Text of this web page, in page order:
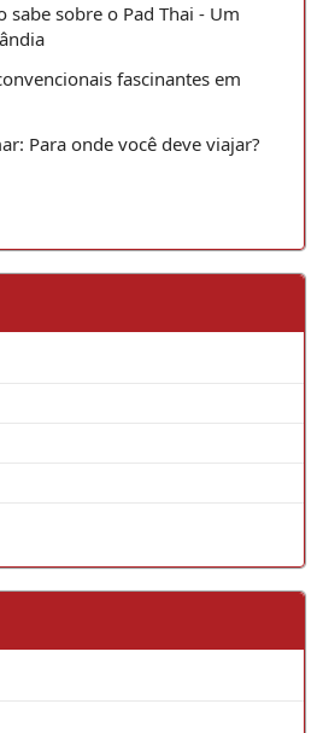
sabe sobre o Pad Thai - Um
fascinantes em
Para onde você deve viajar?